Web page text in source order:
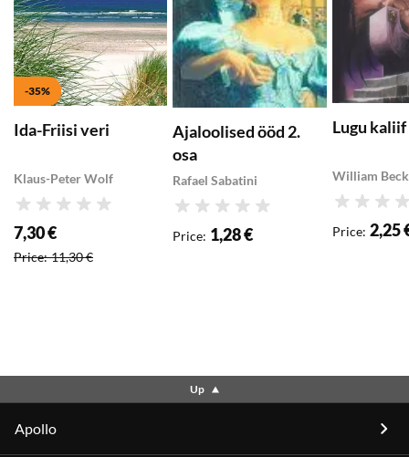
-35%
Ida-Friisi veri
Klaus-Peter Wolf
Rating
Special price
7,30 €
Price: 11,30 €
Ajaloolised ööd 2.
osa
Rafael Sabatini
Rating
Price: 1,28 €
Lugu
William
Rating
Price: 2,25
Up
Apollo